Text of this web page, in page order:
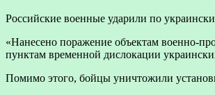
Российские военные ударили по
«Нанесено поражение объектам военно-
пунктам временной дислокации
Помимо этого, бойцы уничтожили